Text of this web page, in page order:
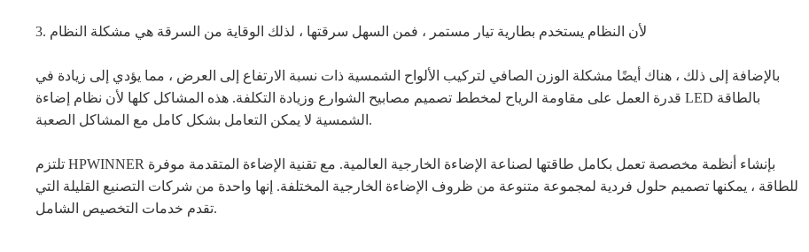
3. لأن النظام يستخدم بطارية تيار مستمر ، فمن السهل سرقتها ، لذلك الوقاية من السرقة هي مشكلة النظام
بالإضافة إلى ذلك ، هناك أيضًا مشكلة الوزن الصافي لتركيب الألواح الشمسية ذات نسبة الارتفاع إلى العرض ، مما يؤدي إلى زيادة في
قدرة العمل على مقاومة الرياح لمخطط تصميم مصابيح الشوارع وزيادة التكلفة. هذه المشاكل كلها لأن نظام إضاءة LED بالطاقة
الشمسية لا يمكن التعامل بشكل كامل مع المشاكل الصعبة.
تلتزم HPWINNER بإنشاء أنظمة مخصصة تعمل بكامل طاقتها لصناعة الإضاءة الخارجية العالمية. مع تقنية الإضاءة المتقدمة موفرة
للطاقة ، يمكنها تصميم حلول فردية لمجموعة متنوعة من ظروف الإضاءة الخارجية المختلفة. إنها واحدة من شركات التصنيع القليلة التي
تقدم خدمات التخصيص الشامل.